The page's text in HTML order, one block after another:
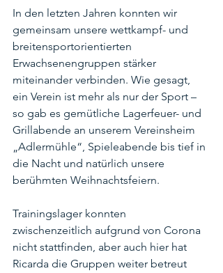
In den letzten Jahren konnten wir
gemeinsam unsere wettkampf- und
breitensportorientierten
Erwachsenengruppen stärker
miteinander verbinden. Wie gesagt,
ein Verein ist mehr als nur der Sport –
so gab es gemütliche Lagerfeuer- und
Grillabende an unserem Vereinsheim
„Adlermühle“, Spieleabende bis tief in
die Nacht und natürlich unsere
berühmten Weihnachtsfeiern.
Trainingslager konnten
zwischenzeitlich aufgrund von Corona
nicht stattfinden, aber auch hier hat
Ricarda die Gruppen weiter betreut